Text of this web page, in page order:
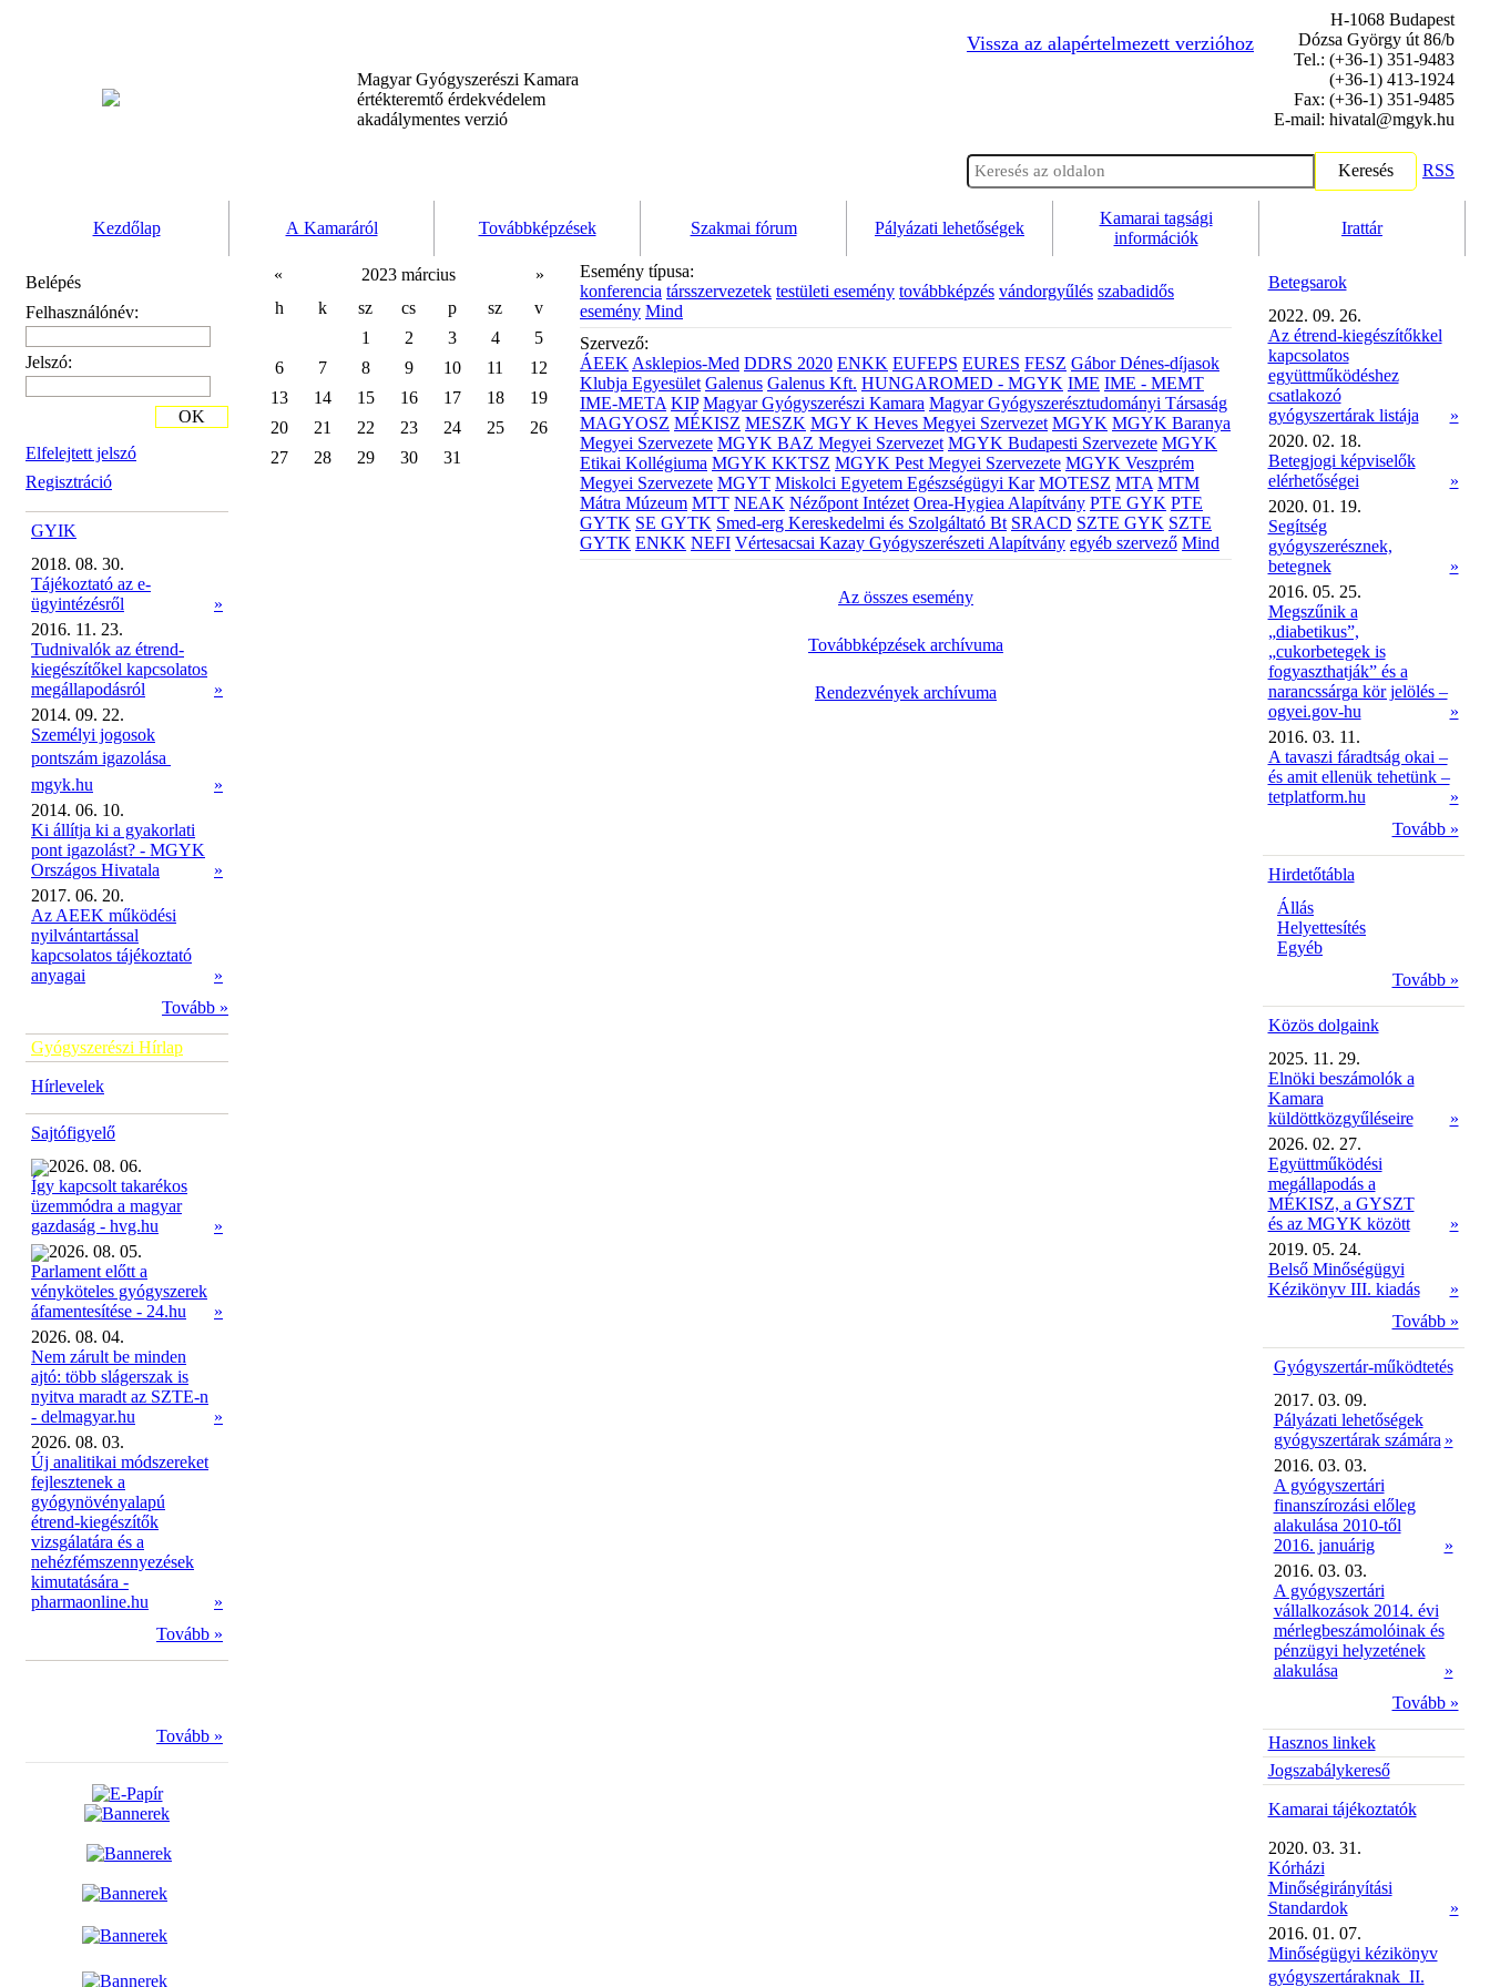
Magyar Gyógyszerészi Kamara
értékteremtő érdekvédelem
akadálymentes verzió
Vissza az alapértelmezett verzióhoz
H-1068 Budapest
Dózsa György út 86/b
Tel.: (+36-1) 351-9483
(+36-1) 413-1924
Fax: (+36-1) 351-9485
E-mail: hivatal@mgyk.hu
Keresés RSS
Kezdőlap A Kamaráról Továbbképzések Szakmai fórum Pályázati lehetőségek
Kamarai tagsági
információk
Irattár
Belépés
Felhasználónév:
Jelszó:
Elfelejtett jelszó
Regisztráció
OK
GYIK
2018. 08. 30.
Tájékoztató az e-
ügyintézésről
»
2016. 11. 23.
Tudnivalók az étrend-
kiegészítőkel kapcsolatos
megállapodásról
»
2014. 09. 22.
Személyi jogosok
pontszám igazolása 
mgyk.hu
»
2014. 06. 10.
Ki állítja ki a gyakorlati
pont igazolást? - MGYK
Országos Hivatala
»
2017. 06. 20.
Az AEEK működési
nyilvántartással
kapcsolatos tájékoztató
anyagai
»
Tovább »
Gyógyszerészi Hírlap
Hírlevelek
Sajtófigyelő
2026. 08. 06.
Így kapcsolt takarékos
üzemmódra a magyar
gazdaság - hvg.hu
»
2026. 08. 05.
Parlament előtt a
vényköteles gyógyszerek
áfamentesítése - 24.hu
»
2026. 08. 04.
Nem zárult be minden
ajtó: több slágerszak is
nyitva maradt az SZTE-n
- delmagyar.hu
»
2026. 08. 03.
Új analitikai módszereket
fejlesztenek a
gyógynövényalapú
étrend-kiegészítők
vizsgálatára és a
nehézfémszennyezések
kimutatására -
pharmaonline.hu
»
Tovább »
Tovább »
« 2023 március
»
h
k sz cs p sz
v
1
2 3 4
5
6
7 8 9 10 11
12
13
14 15 16 17 18
19
20
21 22 23 24 25
26
27
28 29 30 31
Esemény típusa:
konferencia társszervezetek testületi esemény továbbképzés vándorgyűlés szabadidős
esemény Mind
Szervező:
ÁEEK Asklepios-Med DDRS 2020 ENKK EUFEPS EURES FESZ Gábor Dénes-díjasok
Klubja Egyesület Galenus Galenus Kft. HUNGAROMED - MGYK IME IME - MEMT
IME-META KIP Magyar Gyógyszerészi Kamara Magyar Gyógyszerésztudományi Társaság
MAGYOSZ MÉKISZ MESZK MGY K Heves Megyei Szervezet MGYK MGYK Baranya
Megyei Szervezete MGYK BAZ Megyei Szervezet MGYK Budapesti Szervezete MGYK
Etikai Kollégiuma MGYK KKTSZ MGYK Pest Megyei Szervezete MGYK Veszprém
Megyei Szervezete MGYT Miskolci Egyetem Egészségügyi Kar MOTESZ MTA MTM
Mátra Múzeum MTT NEAK Nézőpont Intézet Orea-Hygiea Alapítvány PTE GYK PTE
GYTK SE GYTK Smed-erg Kereskedelmi és Szolgáltató Bt SRACD SZTE GYK SZTE
GYTK ENKK NEFI Vértesacsai Kazay Gyógyszerészeti Alapítvány egyéb szervező Mind
Az összes esemény
Továbbképzések archívuma
Rendezvények archívuma
Betegsarok
2022. 09. 26.
Az étrend-kiegészítőkkel
kapcsolatos
együttműködéshez
csatlakozó
gyógyszertárak listája
»
2020. 02. 18.
Betegjogi képviselők
elérhetőségei
»
2020. 01. 19.
Segítség
gyógyszerésznek,
betegnek
»
2016. 05. 25.
Megszűnik a
„diabetikus”,
„cukorbetegek is
fogyaszthatják” és a
narancssárga kör jelölés –
ogyei.gov-hu
»
2016. 03. 11.
A tavaszi fáradtság okai –
és amit ellenük tehetünk –
tetplatform.hu
»
Tovább »
Hirdetőtábla
Állás
Helyettesítés
Egyéb
Tovább »
Közös dolgaink
2025. 11. 29.
Elnöki beszámolók a
Kamara
küldöttközgyűléseire
»
2026. 02. 27.
Együttműködési
megállapodás a
MÉKISZ, a GYSZT
és az MGYK között
»
2019. 05. 24.
Belső Minőségügyi
Kézikönyv III. kiadás
»
Tovább »
Gyógyszertár-működtetés
2017. 03. 09.
Pályázati lehetőségek
gyógyszertárak számára »
2016. 03. 03.
A gyógyszertári
finanszírozási előleg
alakulása 2010-től
2016. januárig
»
2016. 03. 03.
A gyógyszertári
vállalkozások 2014. évi
mérlegbeszámolóinak és
pénzügyi helyzetének
alakulása
»
Tovább »
Hasznos linkek
Jogszabálykereső
Kamarai tájékoztatók
2020. 03. 31.
Kórházi
Minőségirányítási
Standardok
»
2016. 01. 07.
Minőségügyi kézikönyv
gyógyszertáraknak  II.